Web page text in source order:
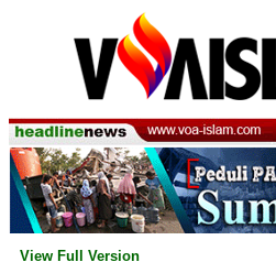
View Full Version